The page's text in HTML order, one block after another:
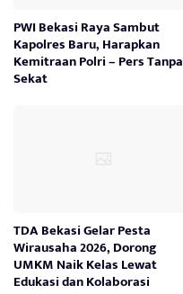
PWI Bekasi Raya Sambut
Kapolres Baru, Harapkan
Kemitraan Polri – Pers Tanpa
Sekat
TDA Bekasi Gelar Pesta
Wirausaha 2026, Dorong
UMKM Naik Kelas Lewat
Edukasi dan Kolaborasi